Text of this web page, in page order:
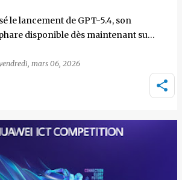
le lancement de GPT-5.4, son
disponible dès maintenant su…
mars 06, 2026